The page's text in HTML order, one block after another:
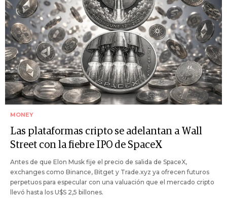
MONEY
Las plataformas cripto se adelantan a Wall
Street con la fiebre IPO de SpaceX
Antes de que Elon Musk fije el precio de salida de SpaceX,
exchanges como Binance, Bitget y Trade.xyz ya ofrecen futuros
perpetuos para especular con una valuación que el mercado cripto
llevó hasta los U$S 2,5 billones.